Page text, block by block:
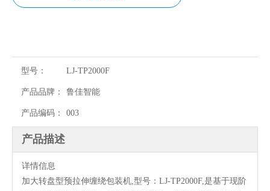
型号： LJ-TP2000F
产品品牌： 鲁佳智能
产品编码： 003
产品描述
详情信息
加大转盘型预拉伸缠绕包装机,型号：LJ-TP2000F,是基于现阶